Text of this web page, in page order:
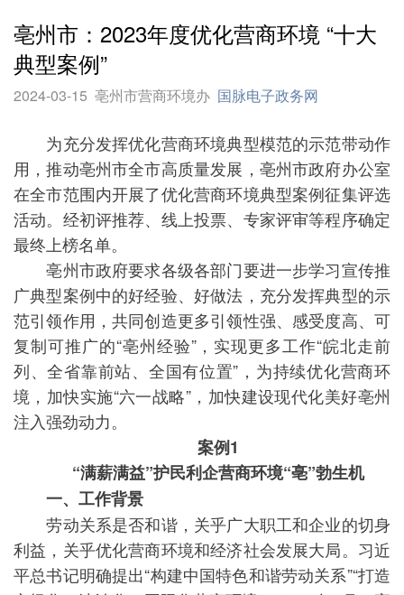
亳州市：2023年度优化营商环境 “十大
典型案例”
2024-03-15 亳州市营商环境办 国脉电子政务网
为充分发挥优化营商环境典型模范的示范带动作
用，推动亳州市全市高质量发展，亳州市政府办公室
在全市范围内开展了优化营商环境典型案例征集评选
活动。经初评推荐、线上投票、专家评审等程序确定
最终上榜名单。
亳州市政府要求各级各部门要进一步学习宣传推
广典型案例中的好经验、好做法，充分发挥典型的示
范引领作用，共同创造更多引领性强、感受度高、可
复制可推广的“亳州经验”，实现更多工作“皖北走前
列、全省靠前站、全国有位置”，为持续优化营商环
境，加快实施“六一战略”，加快建设现代化美好亳州
注入强劲动力。
案例1
“满薪满益”护民利企营商环境“亳”勃生机
一、工作背景
劳动关系是否和谐，关乎广大职工和企业的切身
利益，关乎优化营商环境和经济社会发展大局。习近
平总书记明确提出“构建中国特色和谐劳动关系”“打造